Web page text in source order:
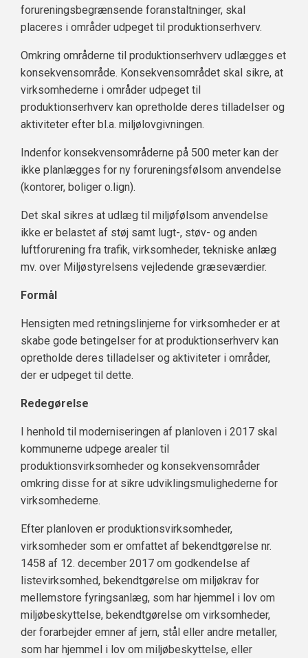
forureningsbegrænsende foranstaltninger, skal
placeres i områder udpeget til produktionserhverv.
Omkring områderne til produktionserhverv udlægges et
konsekvensområde. Konsekvensområdet skal sikre, at
virksomhederne i områder udpeget til
produktionserhverv kan opretholde deres tilladelser og
aktiviteter efter bl.a. miljølovgivningen.
Indenfor konsekvensområderne på 500 meter kan der
ikke planlægges for ny forureningsfølsom anvendelse
(kontorer, boliger o.lign).
Det skal sikres at udlæg til miljøfølsom anvendelse
ikke er belastet af støj samt lugt-, støv- og anden
luftforurening fra trafik, virksomheder, tekniske anlæg
mv. over Miljøstyrelsens vejledende græseværdier.
Formål
Hensigten med retningslinjerne for virksomheder er at
skabe gode betingelser for at produktionserhverv kan
opretholde deres tilladelser og aktiviteter i områder,
der er udpeget til dette.
Redegørelse
I henhold til moderniseringen af planloven i 2017 skal
kommunerne udpege arealer til
produktionsvirksomheder og konsekvensområder
omkring disse for at sikre udviklingsmulighederne for
virksomhederne.
Efter planloven er produktionsvirksomheder,
virksomheder som er omfattet af bekendtgørelse nr.
1458 af 12. december 2017 om godkendelse af
listevirksomhed, bekendtgørelse om miljøkrav for
mellemstore fyringsanlæg, som har hjemmel i lov om
miljøbeskyttelse, bekendtgørelse om virksomheder,
der forarbejder emner af jern, stål eller andre metaller,
som har hjemmel i lov om miljøbeskyttelse, eller